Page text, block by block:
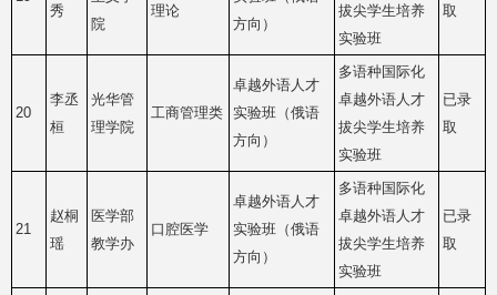
秀
院
理论
方向）
拔尖学生培养
实验班
取
20
李丞
桓
光华管
理学院
工商管理类
卓越外语人才
实验班（俄语
方向）
多语种国际化
卓越外语人才
拔尖学生培养
实验班
已录
取
21
赵桐
瑶
医学部
教学办
口腔医学
卓越外语人才
实验班（俄语
方向）
多语种国际化
卓越外语人才
拔尖学生培养
实验班
已录
取